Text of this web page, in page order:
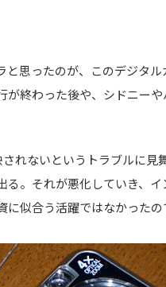
思ったのが、このデジタ
終わった後や、シドニー
れないというトラブルに見
。それが悪化していき、
に似合う活躍ではなかった